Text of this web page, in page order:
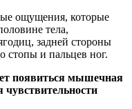
ощущения, которые
тела,
задней стороны
стопы и пальцев ног.
появиться мышечная
чувствительности